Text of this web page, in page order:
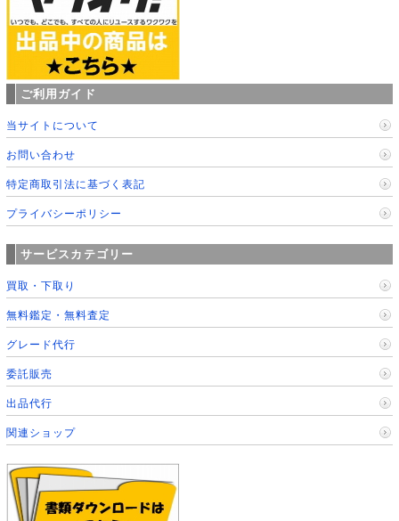
ご利用ガイド
当サイトについて
お問い合わせ
特定商取引法に基づく表記
プライバシーポリシー
サービスカテゴリー
買取・下取り
無料鑑定・無料査定
グレード代行
委託販売
出品代行
関連ショップ